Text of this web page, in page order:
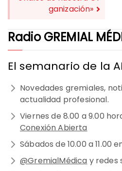
ganización»
Radio GREMIAL
El semanario de la
Novedades gremiales,
actualidad profesional.
Viernes de 8.00 a 9.00
Conexión Abierta
Sábados de 10.00 a 11.00
@GremialMédica y redes